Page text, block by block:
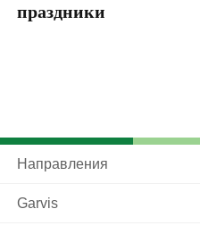
праздники
Направления
Garvis